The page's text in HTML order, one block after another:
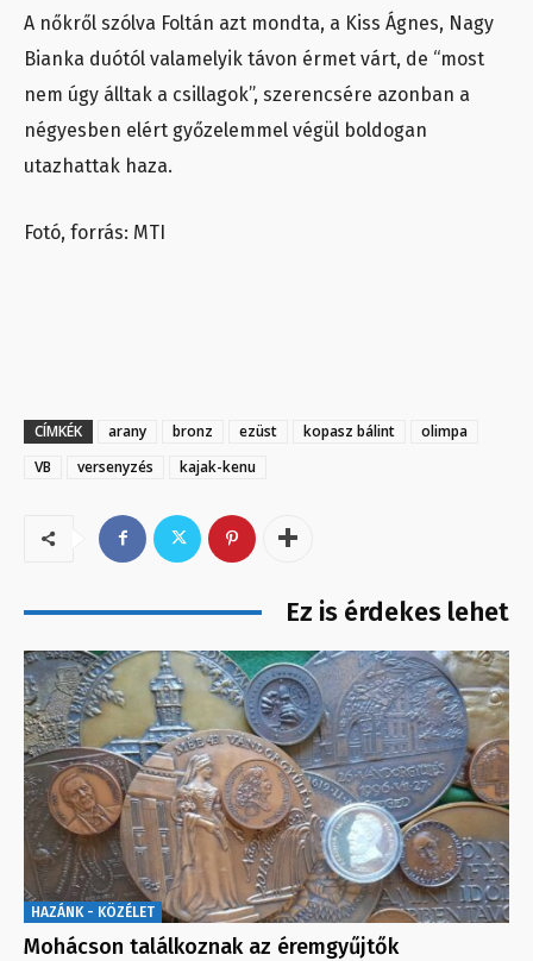
A nőkről szólva Foltán azt mondta, a Kiss Ágnes, Nagy
Bianka duótól valamelyik távon érmet várt, de “most
nem úgy álltak a csillagok”, szerencsére azonban a
négyesben elért győzelemmel végül boldogan
utazhattak haza.
Fotó, forrás: MTI
CÍMKÉK arany bronz ezüst kopasz bálint
olimpa
VB
versenyzés kajak-kenu
Ez is érdekes lehet
HAZÁNK - KÖZÉLET
Mohácson találkoznak az éremgyűjtők